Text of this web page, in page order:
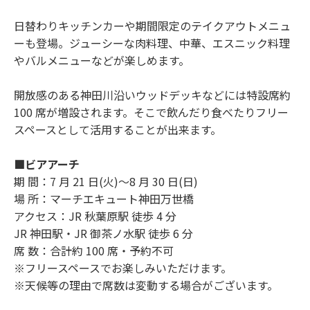
日替わりキッチンカーや期間限定のテイクアウトメニュ
ーも登場。ジューシーな肉料理、中華、エスニック料理
やバルメニューなどが楽しめます。
開放感のある神田川沿いウッドデッキなどには特設席約
100 席が増設されます。そこで飲んだり食べたりフリー
スペースとして活用することが出来ます。
■ビアアーチ
期 間：7 月 21 日(火)～8 月 30 日(日)
場 所：マーチエキュート神田万世橋
アクセス：JR 秋葉原駅 徒歩 4 分
JR 神田駅・JR 御茶ノ水駅 徒歩 6 分
席 数：合計約 100 席・予約不可
※フリースペースでお楽しみいただけます。
※天候等の理由で席数は変動する場合がございます。